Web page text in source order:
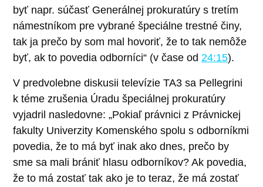
byť napr. súčasť Generálnej prokuratúry s tretím
námestníkom pre vybrané špeciálne trestné činy,
tak ja prečo by som mal hovoriť, že to tak nemôže
byť, ak to povedia odborníci“ (v čase od 24:15).
V predvolebne diskusii televízie TA3 sa Pellegrini
k téme zrušenia Úradu špeciálnej prokuratúry
vyjadril nasledovne: „Pokiaľ právnici z Právnickej
fakulty Univerzity Komenského spolu s odborníkmi
povedia, že to má byť inak ako dnes, prečo by
sme sa mali brániť hlasu odborníkov? Ak povedia,
že to má zostať tak ako je to teraz, že má zostať